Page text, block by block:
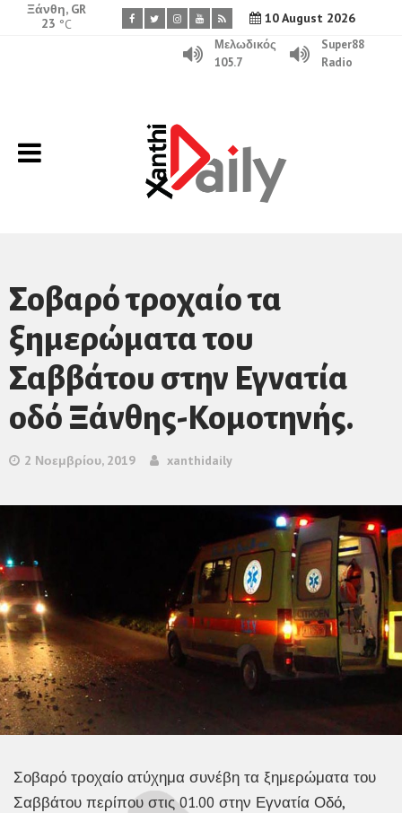
10 August 2026
Ξάνθη, GR
23 °C
Μελωδικός
105.7
Super88
Radio
Σοβαρό τροχαίο τα
ξημερώματα του
Σαββάτου στην Εγνατία
οδό Ξάνθης-Κομοτηνής.
2 Νοεμβρίου, 2019 xanthidaily
Σοβαρό τροχαίο ατύχημα συνέβη τα ξημερώματα του
Σαββάτου περίπου στις 01.00 στην Εγνατία Οδό,